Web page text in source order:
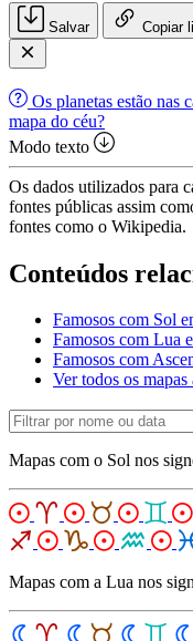
Salvar Copiar
Os planetas estão nas
mapa do céu?
Modo texto
Os dados utilizados para
fontes públicas assim
fontes como o Wikipedia.
Conteúdos
Famosos com Sol
Famosos com Lua
Famosos com
Ver todos os mapas
Mapas com o Sol nos
Mapas com a Lua nos